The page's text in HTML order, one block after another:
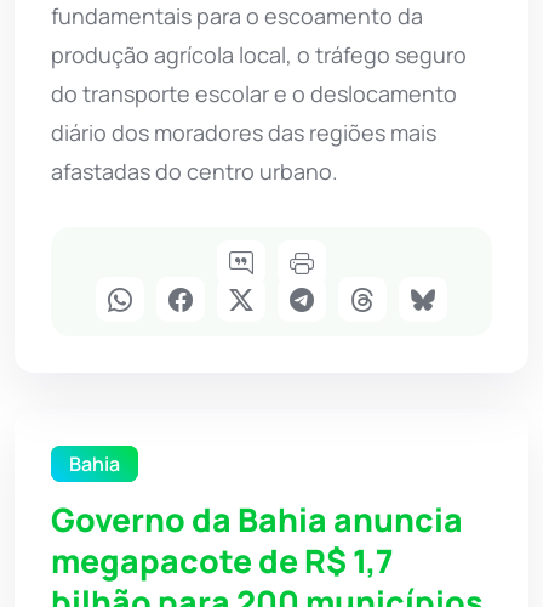
fundamentais para o escoamento da
produção agrícola local, o tráfego seguro
do transporte escolar e o deslocamento
diário dos moradores das regiões mais
afastadas do centro urbano.
Bahia
Governo da Bahia anuncia
megapacote de R$ 1,7